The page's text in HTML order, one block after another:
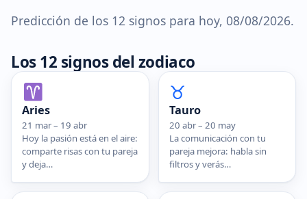
Predicción de los 12 signos para hoy, 08/08/2026.
Los 12 signos del zodiaco
Aries
21 mar – 19 abr
Hoy la pasión está en el aire:
comparte risas con tu pareja
y deja…
♉
Tauro
20 abr – 20 may
La comunicación con tu
pareja mejora: habla sin
filtros y verás…